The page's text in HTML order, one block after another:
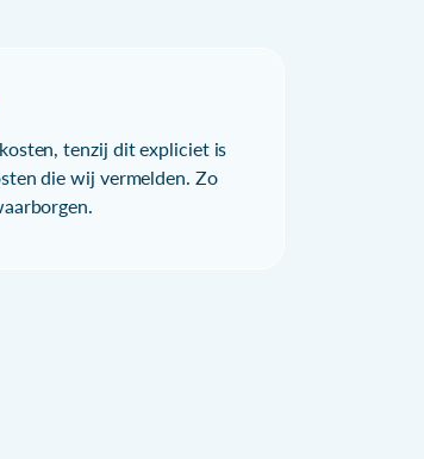
tenzij dit expliciet is
die wij vermelden. Zo